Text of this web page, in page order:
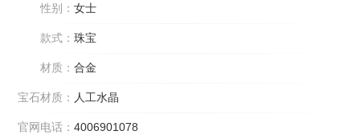
性别： 女士
款式： 珠宝
材质： 合金
宝石材质： 人工水晶
官网电话： 4006901078